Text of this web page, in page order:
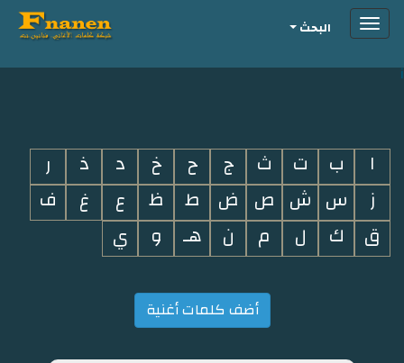
i
Toggleالبحث
ا ب ت ث ج ح خ د ذ
ر
ز
س ش ص ض ط ظ ع غ
ف
ق
ك ل م ن هـ و ي
أضف كلمات أغنية